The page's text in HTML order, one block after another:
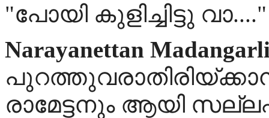
"പോയി കുളിച്ചിട്ടു വാ...."
Narayanettan
രാമേട്ടനും ആയി